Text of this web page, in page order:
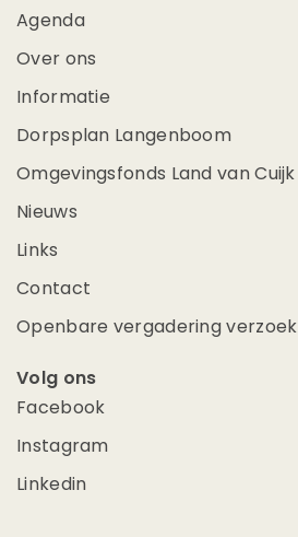
Agenda
Over ons
Informatie
Dorpsplan Langenboom
Omgevingsfonds Land van Cuijk
Nieuws
Links
Contact
Openbare vergadering verzoek
Volg ons
Facebook
Instagram
Linkedin